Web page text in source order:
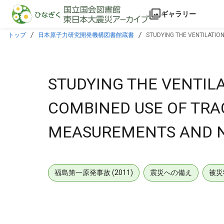
本文に飛ぶ
ギャラリー
トップ 日本原子力研究開発機構図書館蔵書 STUDYING THE
STUDYING THE
COMBINED USE OF
MEASUREMENTS AND
福島第一原発事故 (2011) 震災への備え 被災